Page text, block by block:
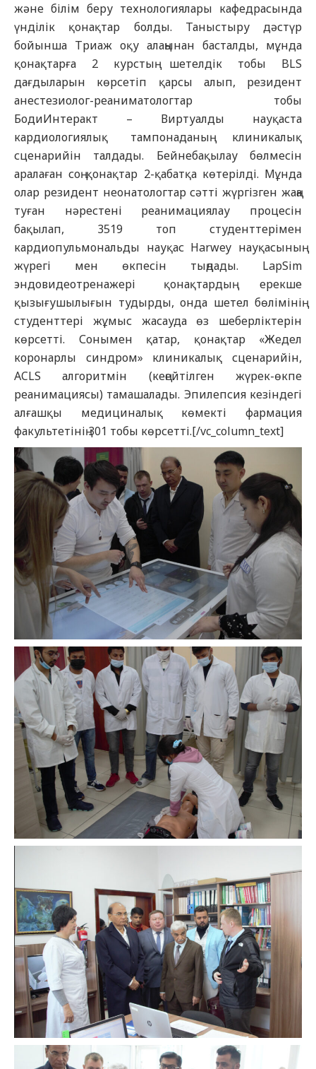
және білім беру технологиялары кафедрасында
үнділік қонақтар болды. Таныстыру дәстүр
бойынша Триаж оқу алаңынан басталды, мұнда
қонақтарға 2 курстың шетелдік тобы BLS
дағдыларын көрсетіп қарсы алып, резидент
анестезиолог-реаниматологтар тобы
БодиИнтеракт – Виртуалды науқаста
кардиологиялық тампонаданың клиникалық
сценарийін талдады. Бейнебақылау бөлмесін
аралаған соң қонақтар 2-қабатқа көтерілді. Мұнда
олар резидент неонатологтар сәтті жүргізген жаңа
туған нәрестені реанимациялау процесін
бақылап, 3519 топ студенттерімен
кардиопульмональды науқас Harwey науқасының
жүрегі мен өкпесін тыңдады. LapSim
эндовидеотренажері қонақтардың ерекше
қызығушылығын тудырды, онда шетел бөлімінің
студенттері жұмыс жасауда өз шеберліктерін
көрсетті. Сонымен қатар, қонақтар «Жедел
коронарлы синдром» клиникалық сценарийін,
ACLS алгоритмін (кеңейтілген жүрек-өкпе
реанимациясы) тамашалады. Эпилепсия кезіндегі
алғашқы медициналық көмекті фармация
факультетінің 301 тобы көрсетті.[/vc_column_text]